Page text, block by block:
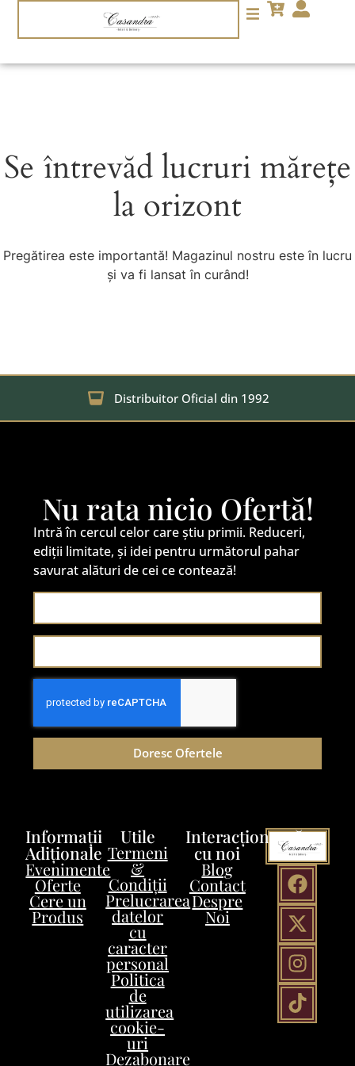
Se întrevăd lucruri mărețe
la orizont
Pregătirea este importantă! Magazinul nostru este în lucru
și va fi lansat în curând!
Distribuitor Oficial din 1992
Nu rata nicio Ofertă!
Intră în cercul celor care știu primii. Reduceri,
ediții limitate, și idei pentru următorul pahar
savurat alături de cei ce contează!
Doresc Ofertele
Interacționează
cu noi
Blog
Contact
Despre
Noi
Utile
Termeni
&
Condiții
Prelucrarea
datelor
cu
caracter
personal
Politica
de
utilizarea
cookie-
uri
Dezabonare
Informații
Adiționale
Evenimente
Oferte
Cere un
Produs